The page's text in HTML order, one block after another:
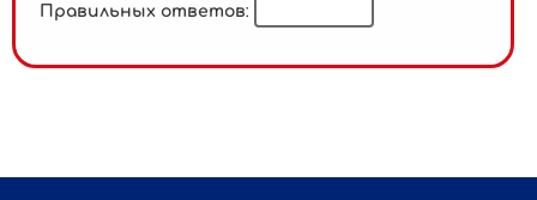
Правильных ответов: